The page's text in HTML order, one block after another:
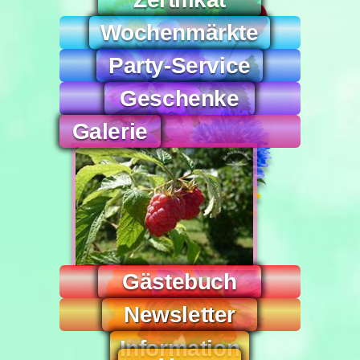
Wochen­märkte
Party-Service
Ge­schenke
Galerie
Gäste­buch
News­letter
Infor­mation